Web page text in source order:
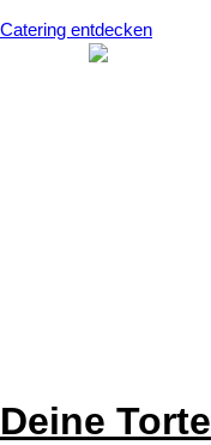
Catering entdecken
Deine Torte